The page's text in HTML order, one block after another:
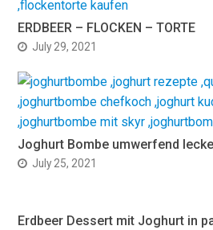
ERDBEER – FLOCKEN – TORTE
July 29, 2021
Joghurt Bombe umwerfend
July 25, 2021
Erdbeer Dessert mit Joghurt in